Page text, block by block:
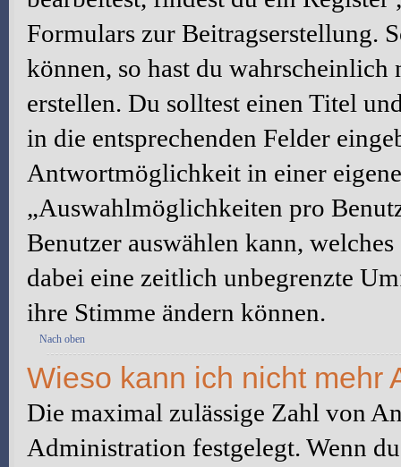
Formulars zur Beitragserstellung.
können, so hast du
erstellen. Du solltest einen Titel
in die entsprechenden Felder
Antwortmöglichkeit in einer
„Auswahlmöglichkeiten pro
Benutzer auswählen kann,
dabei eine zeitlich unbegrenzte
ihre Stimme ändern können.
Nach oben
Wieso kann ich nicht mehr
Die maximal zulässige Zahl von
Administration festgelegt. Wenn